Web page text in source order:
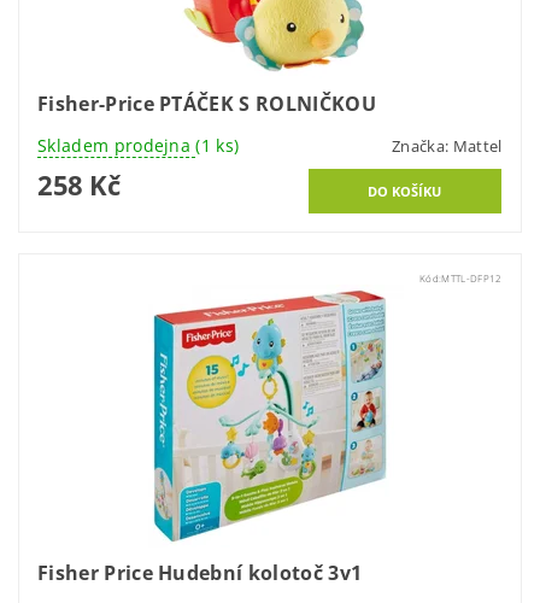
Fisher-Price PTÁČEK S ROLNIČKOU
Skladem prodejna(1 ks) Značka: Mattel
258 Kč
Kód:MTTL-DFP12
Fisher Price Hudební kolotoč 3v1